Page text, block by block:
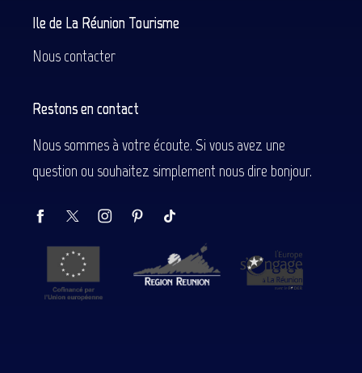
Ile de La Réunion Tourisme
Nous contacter
Restons en contact
Nous sommes à votre écoute. Si vous avez une
question ou souhaitez simplement nous dire bonjour.